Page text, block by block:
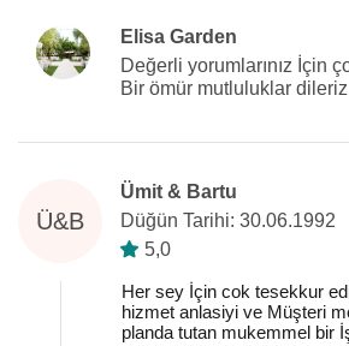
Elisa Garden
Değerli yorumlarınız İçin
Bir ömür mutluluklar
Ü&B
Ümit & Bartu
Düğün Tarihi: 30.06.1992
5,0
Her sey İçin cok tesekkur
hizmet anlasiyi ve Müşteri
planda tutan mukemmel bir